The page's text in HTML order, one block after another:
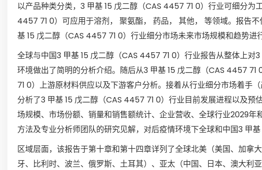
以产品种类分类，3 甲基 15 戊二醇（CAS 4457 71 0）行业可细分为
4457 71 0）可应用于溶剂， 聚氨酯， 药品， 其他， 等领域。报告
基 15 戊二醇（CAS 4457 71 0）行业细分市场未来市场规模和趋势进
全球与中国3 甲基 15 戊二醇（CAS 4457 71 0）行业报告从整体上
环境做出了简明的分析介绍。随后从3 甲基 15 戊二醇（CAS 4457
71 0）上游原材料供应以及下游客户分析。接着从行业细分市场着手
分析了3 甲基 15 戊二醇（CAS 4457 71 0）行业目前发展进程以及
场规模、市场份额、销量和销售额统计、企业营收、全球行业2029
方法及专业分析师团队的研究见解，对后疫情环境下全球和中国3 甲
区域层面，该报告于第十章和第十四章详列了全球北美（美国、加拿
牙、比利时、波兰、俄罗斯、土耳其）、亚太（中国、日本、澳大利